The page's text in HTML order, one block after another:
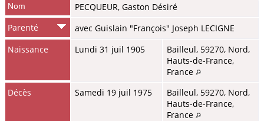
Nom PECQUEUR, Gaston Désiré
Parenté
avec Guislain "François" Joseph LECIGNE
Naissance
Lundi 31 juil 1905
Bailleul, 59270, Nord,
Hauts-de-France,
France
Décès
Samedi 19 juil 1975
Bailleul, 59270, Nord,
Hauts-de-France,
France